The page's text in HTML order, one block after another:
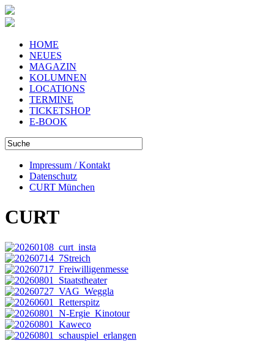
HOME
NEUES
MAGAZIN
KOLUMNEN
LOCATIONS
TERMINE
TICKETSHOP
E-BOOK
Impressum / Kontakt
Datenschutz
CURT München
CURT